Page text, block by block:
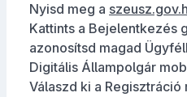
Nyisd meg a
Kattints a Bejelentkezés
azonosítsd magad
Digitális Állampolgár
Válaszd ki a